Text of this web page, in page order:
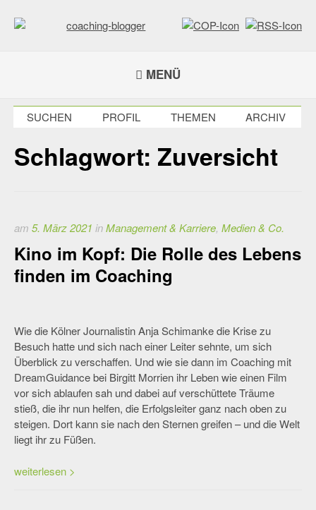
zum
MENÜ
Schlagwort: Zuversicht
am 5. März 2021 inManagement & Karriere, Medien & Co.
Kino im Kopf: Die Rolle des Lebens
finden im Coaching
Wie die Kölner Journalistin Anja Schimanke die Krise zu
Besuch hatte und sich nach einer Leiter sehnte, um sich
Überblick zu verschaffen. Und wie sie dann im Coaching mit
DreamGuidance bei Birgitt Morrien ihr Leben wie einen Film
vor sich ablaufen sah und dabei auf verschüttete Träume
stieß, die ihr nun helfen, die Erfolgsleiter ganz nach oben zu
steigen. Dort kann sie nach den Sternen greifen – und die Welt
liegt ihr zu Füßen.
weiterlesen >
SUCHEN PROFIL THEMEN ARCHIV